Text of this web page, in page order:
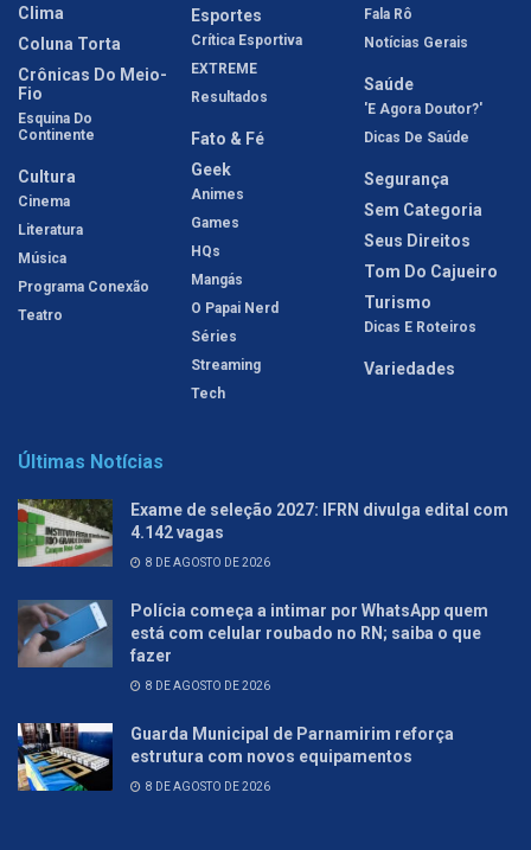
Clima
Coluna Torta
Crônicas Do Meio-
Fio
Esquina Do
Continente
Cultura
Cinema
Literatura
Música
Programa Conexão
Teatro
Esportes
Crítica Esportiva
EXTREME
Resultados
Fato & Fé
Geek
Animes
Games
HQs
Mangás
O Papai Nerd
Séries
Streaming
Tech
Fala Rô
Notícias Gerais
Saúde
'E Agora Doutor?'
Dicas De Saúde
Segurança
Sem Categoria
Seus Direitos
Tom Do Cajueiro
Turismo
Dicas E Roteiros
Variedades
Últimas Notícias
Exame de seleção 2027: IFRN divulga edital com
4.142 vagas
8 DE AGOSTO DE 2026
Polícia começa a intimar por WhatsApp quem
está com celular roubado no RN; saiba o que
fazer
8 DE AGOSTO DE 2026
Guarda Municipal de Parnamirim reforça
estrutura com novos equipamentos
8 DE AGOSTO DE 2026